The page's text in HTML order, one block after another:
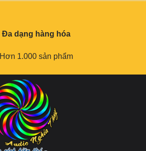
Đa dạng hàng hóa
Hơn 1.000 sản phẩm